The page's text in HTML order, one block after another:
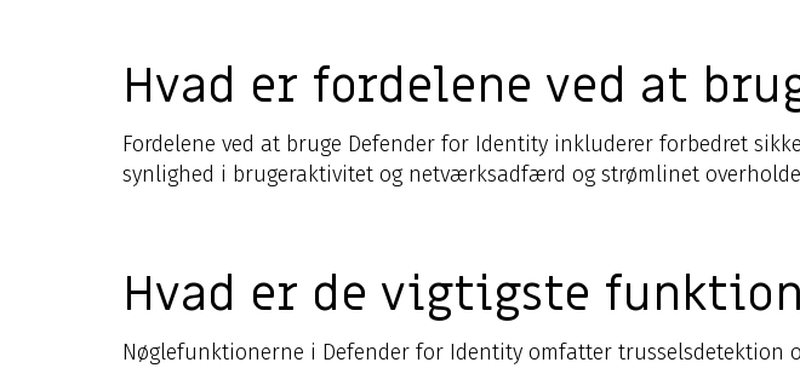
Hvad er fordelene ved at
Fordelene ved at bruge Defender for Identity inkluderer forbedret
synlighed i brugeraktivitet og netværksadfærd og strømlinet
Hvad er de vigtigste
Nøglefunktionerne i Defender for Identity omfatter trusselsdetektion